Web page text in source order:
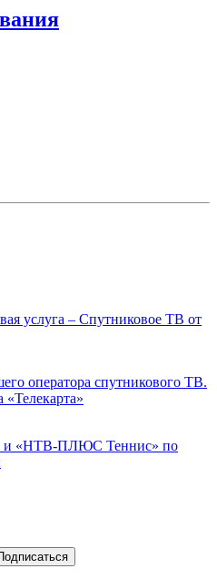
услуга – Спутниковое ТВ от
оператора спутникового ТВ.
и «НТВ-ПЛЮС Теннис» по